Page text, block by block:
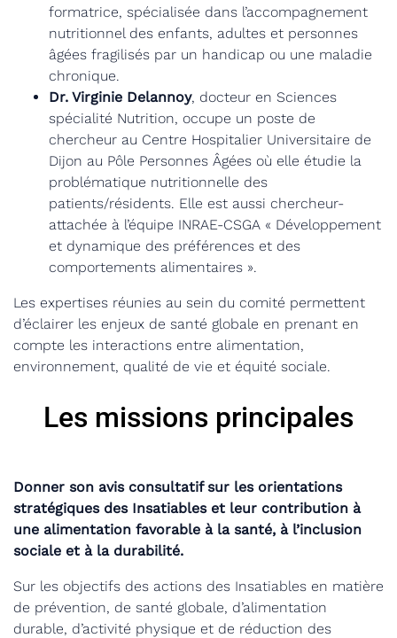
formatrice, spécialisée dans l’accompagnement
nutritionnel des enfants, adultes et personnes
âgées fragilisés par un handicap ou une maladie
chronique.
Dr. Virginie Delannoy, docteur en Sciences
spécialité Nutrition, occupe un poste de
chercheur au Centre Hospitalier Universitaire de
Dijon au Pôle Personnes Âgées où elle étudie la
problématique nutritionnelle des
patients/résidents. Elle est aussi chercheur-
attachée à l’équipe INRAE-CSGA « Développement
et dynamique des préférences et des
comportements alimentaires ».
Les expertises réunies au sein du comité permettent
d’éclairer les enjeux de santé globale en prenant en
compte les interactions entre alimentation,
environnement, qualité de vie et équité sociale.
Les missions principales
Donner son avis consultatif sur les orientations
stratégiques des Insatiables et leur contribution à
une alimentation favorable à la santé, à l’inclusion
sociale et à la durabilité.
Sur les objectifs des actions des Insatiables en matière
de prévention, de santé globale, d’alimentation
durable, d’activité physique et de réduction des